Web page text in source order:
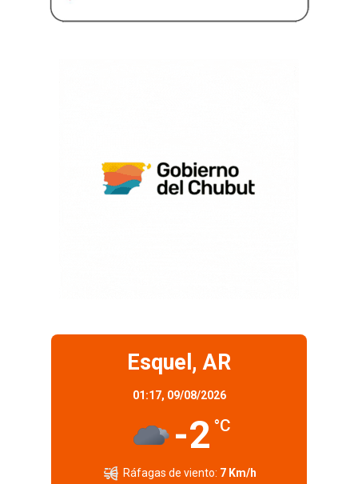
Esquel, AR
01:17, 09/08/2026
-2 °C
Ráfagas de viento: 7 Km/h